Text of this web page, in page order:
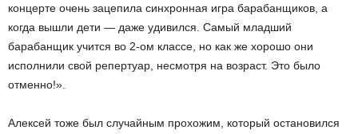
концерте очень зацепила синхронная игра барабанщиков, а
когда вышли дети — даже удивился. Самый младший
барабанщик учится во 2-ом классе, но как же хорошо они
исполнили свой репертуар, несмотря на возраст. Это было
отменно!».
Алексей тоже был случайным прохожим, который остановился